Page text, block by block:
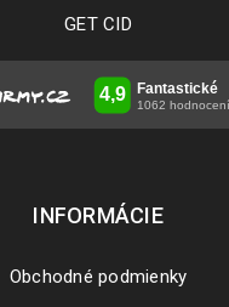
GET CID
INFORMÁCIE
Obchodné podmienky